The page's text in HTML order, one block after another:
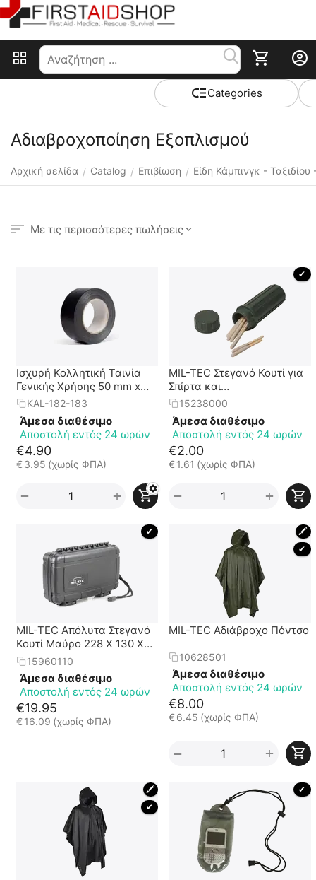
Сategories
Αδιαβροχοποίηση Εξοπλισμού
Αρχική σελίδα / Catalog / Επιβίωση / Είδη Κάμπινγκ -
Με τις περισσότερες πωλήσεις
Ισχυρή Κολλητική Ταινία
Γενικής Χρήσης 50 mm x
10mKAL-182-183
Άμεσα διαθέσιμο
Αποστολή εντός 24 ωρών
€4.90
€ 3.95 (χωρίς ΦΠΑ)
+
−
✔
MIL-TEC Στεγανό Κουτί για
Σπίρτα και
Μικροαντικείμενα
15238000
Άμεσα διαθέσιμο
Αποστολή εντός 24 ωρών
€2.00
€1.61 (χωρίς ΦΠΑ)
+
−
✔
MIL-TEC Απόλυτα Στεγανό
Κουτί Μαύρο 228 Χ 130 Χ
46 mm
15960110
Άμεσα διαθέσιμο
Αποστολή εντός 24 ωρών
€19.95
€ 16.09 (χωρίς ΦΠΑ)
🖍
✔
MIL-TEC Αδιάβροχο Πόντσο
10628501
Άμεσα διαθέσιμο
Αποστολή εντός 24 ωρών
€8.00
€6.45 (χωρίς ΦΠΑ)
+
−
🖍
✔
✔